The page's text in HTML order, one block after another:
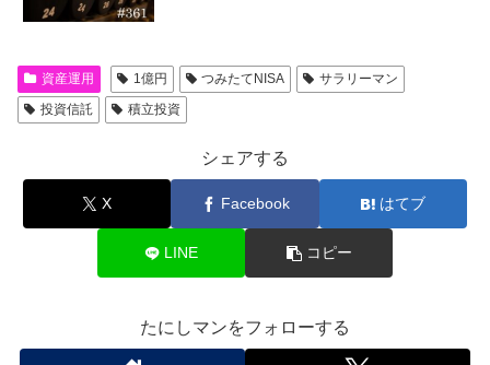
資産運用 1億円 つみたてNISA
サラリーマン
投資信託
積立投資
シェアする
X Facebook はてブ
LINE コピー
たにしマンをフォローする